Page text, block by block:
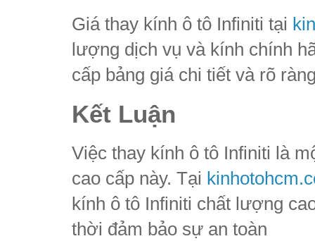
Giá thay kính ô tô Infiniti tại
lượng dịch vụ và kính chính
cấp bảng giá chi tiết và rõ
Kết Luận
Việc thay kính ô tô Infiniti là
cao cấp này. Tại
kính ô tô Infiniti chất lượng
thời đảm bảo sự an toàn